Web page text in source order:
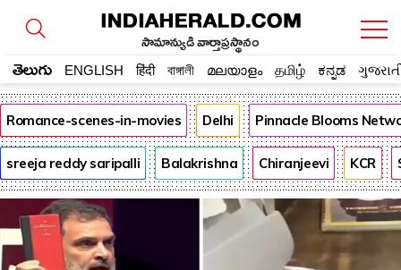
సామాన్యుడి వార్తాప్రస్థానం
తెలుగు ENGLISH हिंदी বাঙ্গালী മലയാളം தமிழ் ಕನ್ನಡ
Romance-scenes-in-movies Delhi Pinnacle Blooms
sreeja reddy saripalli Balakrishna Chiranjeevi KCR